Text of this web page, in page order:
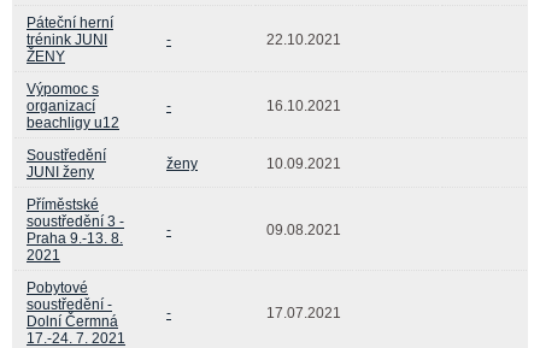
Páteční herní
trénink JUNI
ŽENY
- 22.10.2021
Výpomoc s
organizací
beachligy u12
- 16.10.2021
Soustředění
JUNI ženy
ženy 10.09.2021
Příměstské
soustředění 3 -
Praha 9.-13. 8.
2021
- 09.08.2021
Pobytové
soustředění -
Dolní Čermná
17.-24. 7. 2021
- 17.07.2021